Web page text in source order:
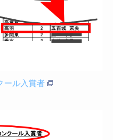
ール入賞者